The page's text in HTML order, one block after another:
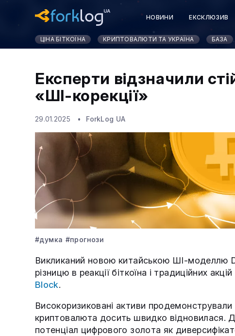
НОВИНИ ЕКСКЛЮЗИВ
ЦІНА БІТКОЇНА КРИПТОВАЛЮТИ ТА УКРАЇНА БАЗА
Експерти відзначили
«ШІ-корекції»
29.01.2025 ForkLog UA
#думка #прогнози
Викликаний новою китайською ШІ-моделлю
різницю в реакції біткоїна і традиційних
Block.
Високоризиковані активи
криптовалюта досить швидко відновилася.
потенціал цифрового золота як